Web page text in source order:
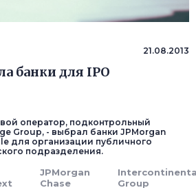
21.08.2013
банки для IPO
оператор, подконтрольный
Group, - выбрал банки JPMorgan
для организации публичного
подразделения.
JPMorgan
Chase
Group